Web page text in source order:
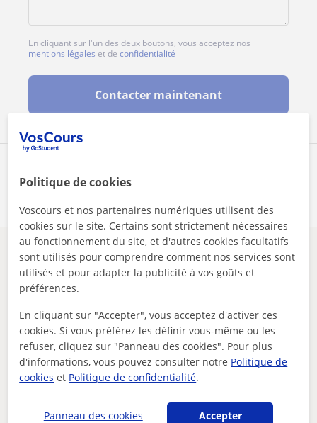
En cliquant sur l'un des deux boutons, vous acceptez nos
mentions légales et de confidentialité
Contacter maintenant
Des problèmes avec ce profil ?Signalez-le
Vos cours particuliers
Autres profs de Maths à Saint-Nicolas
susceptibles de vous intéresser
Politique de cookies
Voscours et nos partenaires numériques utilisent des
cookies sur le site. Certains sont strictement nécessaires
au fonctionnement du site, et d'autres cookies facultatifs
sont utilisés pour comprendre comment nos services sont
utilisés et pour adapter la publicité à vos goûts et
préférences.
En cliquant sur "Accepter", vous acceptez d'activer ces
cookies. Si vous préférez les définir vous-même ou les
refuser, cliquez sur "Panneau des cookies". Pour plus
d'informations, vous pouvez consulter notre Politique de
cookies et Politique de confidentialité.
Panneau des cookies Accepter